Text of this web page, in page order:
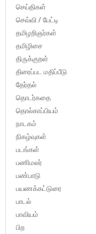
செய்திகள்
செவ்வி / பேட்டி
தமிழறிஞர்கள்
தமிழிசை
திருக்குறள்
திரைப்பட மதிப்பீடு
தேர்தல்
தொடர்கதை
தொல்காப்பியம்
நாடகம்
நிகழ்வுகள்
படங்கள்
பணிமலர்
பண்பாடு
பயணக்கட்டுரை
பாடல்
பாவியம்
பிற